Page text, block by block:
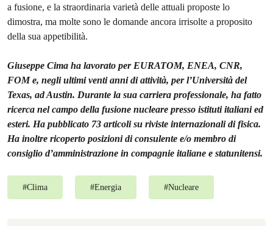
a fusione, e la straordinaria varietà delle attuali proposte lo
dimostra, ma molte sono le domande ancora irrisolte a proposito
della sua appetibilità.
Giuseppe Cima ha lavorato per EURATOM, ENEA, CNR,
FOM e, negli ultimi venti anni di attività, per l’Università del
Texas, ad Austin. Durante la sua carriera professionale, ha fatto
ricerca nel campo della fusione nucleare presso istituti italiani ed
esteri. Ha pubblicato 73 articoli su riviste internazionali di fisica.
Ha inoltre ricoperto posizioni di consulente e/o membro di
consiglio d’amministrazione in compagnie italiane e statunitensi.
#Clima #Energia #Nucleare